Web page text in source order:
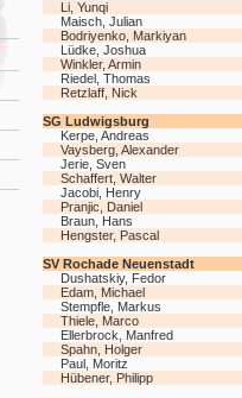
Li, Yunqi
Maisch, Julian
Bodriyenko, Markiyan
Lüdke, Joshua
Winkler, Armin
Riedel, Thomas
Retzlaff, Nick
SG Ludwigsburg
Kerpe, Andreas
Vaysberg, Alexander
Jerie, Sven
Schaffert, Walter
Jacobi, Henry
Pranjic, Daniel
Braun, Hans
Hengster, Pascal
SV Rochade Neuenstadt
Dushatskiy, Fedor
Edam, Michael
Stempfle, Markus
Thiele, Marco
Ellerbrock, Manfred
Spahn, Holger
Paul, Moritz
Hübener, Philipp